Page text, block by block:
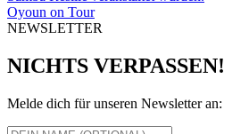
Oyoun on Tour
NEWSLETTER
NICHTS VERPASSEN!
Melde dich für unseren Newsletter an: